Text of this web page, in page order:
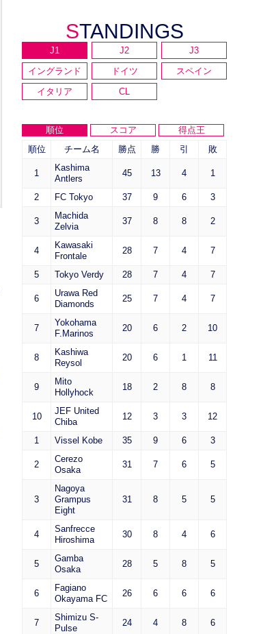
STANDINGS
J1 J2
J3
イングランド
ドイツ
スペイン
イタリア
CL
順位 スコア
得点王
順位
チーム名 勝点 勝 引 敗
1
Kashima
Antlers
45 13 4 1
2 FC Tokyo 37 9 6 3
3
Machida
Zelvia
37 8 8 2
4
Kawasaki
Frontale
28 7 4 7
5 Tokyo Verdy 28 7 4 7
6
Urawa Red
Diamonds
25 7 4 7
7
Yokohama
F.Marinos
20 6 2 10
8
Kashiwa
Reysol
20 6 1 11
9
Mito
Hollyhock
18 2 8 8
10
JEF United
Chiba
12 3 3 12
1 Vissel Kobe 35 9 6 3
2
Cerezo
Osaka
31 7 6 5
3
Nagoya
Grampus
Eight
31 8 5 5
4
Sanfrecce
Hiroshima
30 8 4 6
5
Gamba
Osaka
28 5 8 5
6
Fagiano
Okayama FC
26 6 6 6
7
Shimizu S-
Pulse
24 4 8 6